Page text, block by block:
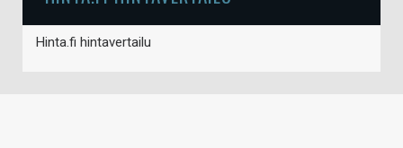
Hinta.fi hintavertailu